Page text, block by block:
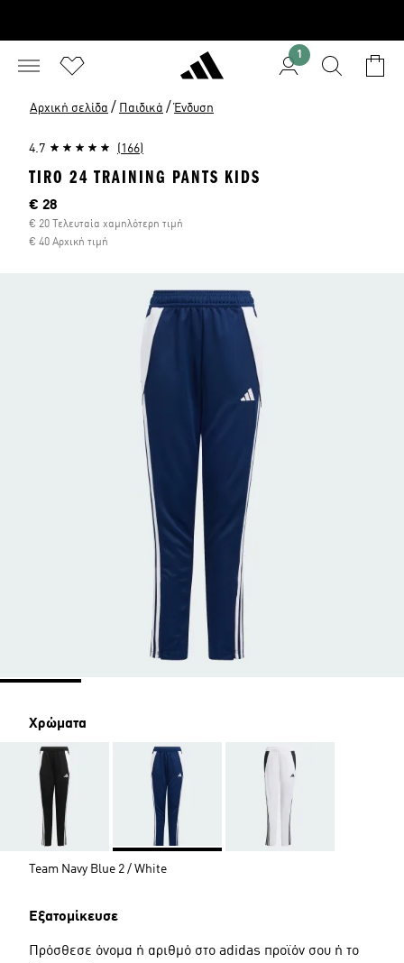
1
Αρχική σελίδα / Παιδικά / Ένδυση
4.7 (166)
TIRO 24 TRAINING PANTS KIDS
Τρέχουσα τιμή
€ 28
€ 20 Τελευταία χαμηλότερη τιμή
€ 40 Αρχική τιμή
Χρώματα
Team Navy Blue 2 / White
Εξατομίκευσε
Πρόσθεσε όνομα ή αριθμό στο adidas προϊόν σου ή το